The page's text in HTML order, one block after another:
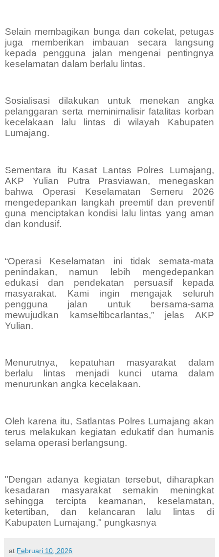
Selain membagikan bunga dan cokelat, petugas
juga memberikan imbauan secara langsung
kepada pengguna jalan mengenai pentingnya
keselamatan dalam berlalu lintas.
Sosialisasi dilakukan untuk menekan angka
pelanggaran serta meminimalisir fatalitas korban
kecelakaan lalu lintas di wilayah Kabupaten
Lumajang.
Sementara itu Kasat Lantas Polres Lumajang,
AKP Yulian Putra Prasviawan, menegaskan
bahwa Operasi Keselamatan Semeru 2026
mengedepankan langkah preemtif dan preventif
guna menciptakan kondisi lalu lintas yang aman
dan kondusif.
“Operasi Keselamatan ini tidak semata-mata
penindakan, namun lebih mengedepankan
edukasi dan pendekatan persuasif kepada
masyarakat. Kami ingin mengajak seluruh
pengguna jalan untuk bersama-sama
mewujudkan kamseltibcarlantas,” jelas AKP
Yulian.
Menurutnya, kepatuhan masyarakat dalam
berlalu lintas menjadi kunci utama dalam
menurunkan angka kecelakaan.
Oleh karena itu, Satlantas Polres Lumajang akan
terus melakukan kegiatan edukatif dan humanis
selama operasi berlangsung.
"Dengan adanya kegiatan tersebut, diharapkan
kesadaran masyarakat semakin meningkat
sehingga tercipta keamanan, keselamatan,
ketertiban, dan kelancaran lalu lintas di
Kabupaten Lumajang," pungkasnya
at Februari 10, 2026